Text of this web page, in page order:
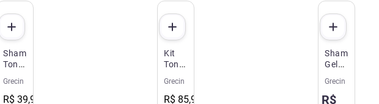
Shampoo
Tonalizante
5
Just
Grecin
R$ 39,99
Kit
Tonalizante
5
Just
Grecin
R$ 85,90
Shampoo
Gel
Grecin
Just
Grecin
R$